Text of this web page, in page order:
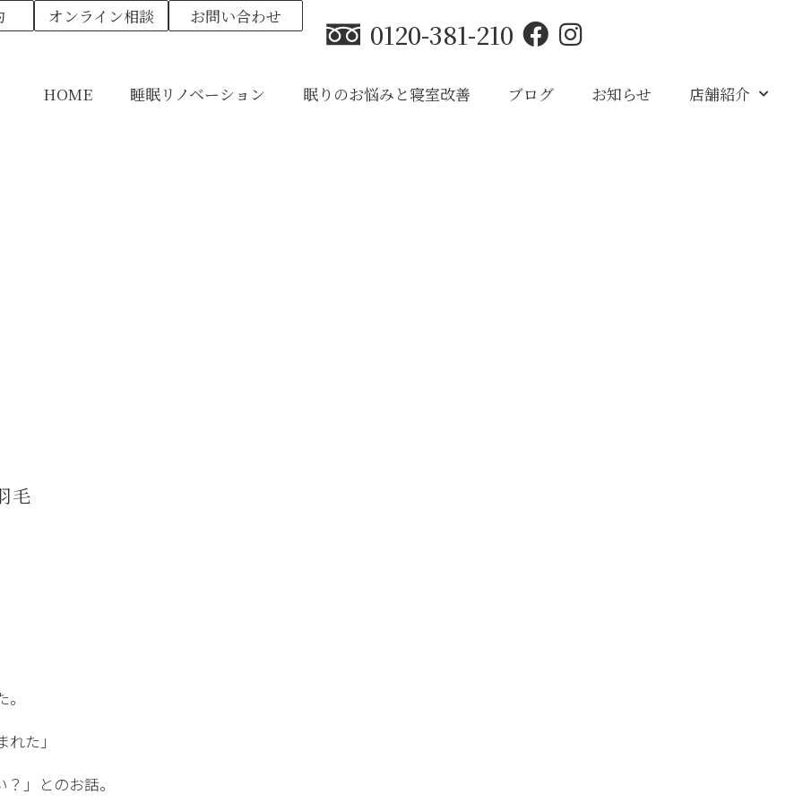
オンライン相談 お問い合わせ
0120-381-210
HOME 睡眠リノベーション 眠りのお悩みと寝室改善 ブログ お知らせ 店舗紹介
毛
た」
」とのお話。